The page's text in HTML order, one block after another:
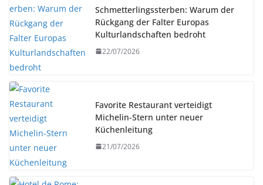
Schmetterlingssterben: Warum der
Rückgang der Falter Europas
Kulturlandschaften bedroht
22/07/2026
Favorite Restaurant verteidigt
Michelin-Stern unter neuer
Küchenleitung
21/07/2026